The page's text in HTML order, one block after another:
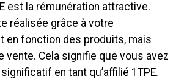
est la rémunération attractive.
réalisée grâce à votre
en fonction des produits, mais
vente. Cela signifie que vous avez
en tant qu’affilié 1TPE.